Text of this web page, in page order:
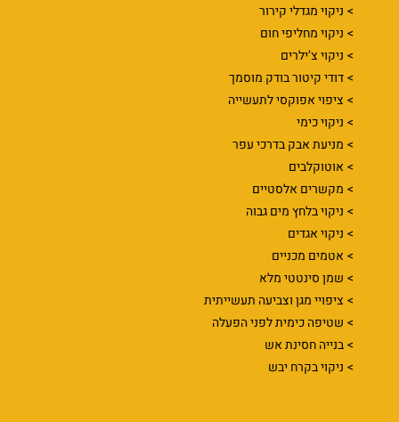
ניקוי מגדלי קירור
ניקוי מחליפי חום
ניקוי צ’ילרים
דודי קיטור בודק מוסמך
ציפוי אפוקסי לתעשייה
ניקוי כימי
מניעת אבק בדרכי עפר
אוטוקלבים
מקשרים אלסטיים
ניקוי בלחץ מים גבוה
ניקוי אגדים
אטמים מכניים
שמן סינטטי מלא
ציפויי מגן וצביעה תעשייתית
שטיפה כימית לפני הפעלה
בנייה חסינת אש
ניקוי בקרח יבש